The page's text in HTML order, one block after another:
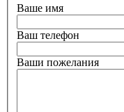
Ваше имя
Ваш телефон
Ваши пожелания